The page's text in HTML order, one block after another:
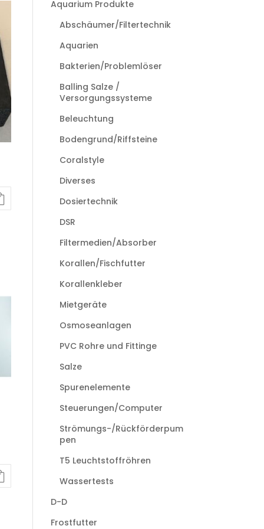
Aquarium Produkte
Abschäumer/Filtertechnik
Aquarien
Bakterien/Problemlöser
Balling Salze /
Versorgungssysteme
Beleuchtung
Bodengrund/Riffsteine
Coralstyle
Diverses
Dosiertechnik
DSR
Filtermedien/Absorber
Korallen/Fischfutter
Korallenkleber
Mietgeräte
Osmoseanlagen
PVC Rohre und Fittinge
Salze
Spurenelemente
Steuerungen/Computer
Strömungs-/Rückförderpum
pen
T5 Leuchtstoffröhren
Wassertests
D-D
Frostfutter